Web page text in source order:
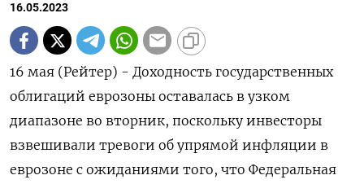
16.05.2023
16 мая (Рейтер) - Доходность государственных
облигаций еврозоны оставалась в узком
диапазоне во вторник, поскольку инвесторы
взвешивали тревоги об упрямой инфляции в
еврозоне с ожиданиями того, что Федеральная